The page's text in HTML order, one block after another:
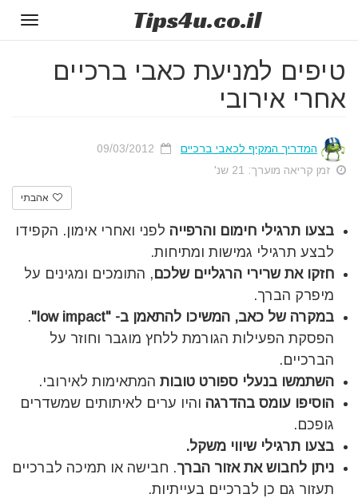
Tips4u.co.il
טיפים למניעת כאבי ברכיים
אחרי אירובי
המדריך המקיף לכאבי ברכיים
זמן קריאה מוערך: 21 שנ'
אהבתי
בצעו תרגילי חימום והרפייה לפני ואחרי אימון. הקפידו
לבצע תרגילי גמישות ומתיחות.
חזקו את שרירי הרגליים שלכם, התומכים ומגינים על
מיפרק הברך.
במקרה של כאב, המשיכו להתאמן ב- "low impact"
.
הפסקת הפעילות הגורמת ללחץ מוגבר וחוזר על
הברכיים.
השתמשו בנעלי ספורט טובות המתאימות לאירובי.
הוסיפו עומס בהדרגה והיו ערים לאיתותים שמשדרים
גופכם.
בצעו תרגילי שיווי משקל.
ניתן לחבוש את אזור הברך. חבישה או תמיכה לברכיים
תעזור גם כן לברכיים בעייתיות.